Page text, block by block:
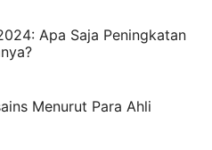
Apa Saja Peningkatan
Menurut Para Ahli